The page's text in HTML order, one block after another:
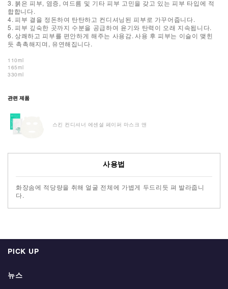
3. 붉은 피부, 염증, 여드름 및 기타 피부 고민을 갖고 있는 피부 타입에 적
합합니다.
4. 피부 결을 정돈하여 탄탄하고 컨디셔닝된 피부로 가꾸어줍니다.
5. 피부 깊숙한 곳까지 수분을 공급하여 윤기와 탄력이 오래 지속됩니다.
6. 상쾌하고 피부를 편안하게 해주는 사용감. 사용 후 피부는 이슬이 맺힌
듯 촉촉해지며, 유연해집니다.
110ml
165ml
330ml
관련 제품
스킨 컨디셔너 에센셜 페이퍼 마스크 앤
사용법
화장솜에 적당량을 취해 얼굴 전체에 가볍게 두드리듯 펴 발라줍니
다.
PICK UP
뉴스